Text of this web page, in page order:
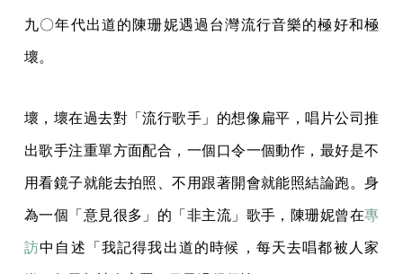
九〇年代出道的陳珊妮遇過台灣流行音樂的極好和極
壞。
壞，壞在過去對「流行歌手」的想像扁平，唱片公司推
出歌手注重單方面配合，一個口令一個動作，最好是不
用看鏡子就能去拍照、不用跟著開會就能照結論跑。身
為一個「意見很多」的「非主流」歌手，陳珊妮曾在專
訪中自述「我記得我出道的時候，每天去唱都被人家